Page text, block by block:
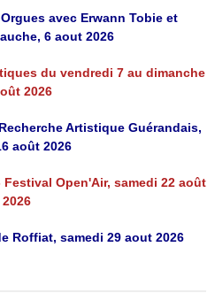
avec Erwann Tobie et
6 aout 2026
du vendredi 7 au dimanche
2026
Artistique Guérandais,
août 2026
Festival Open'Air, samedi 22 août
2026
Roffiat, samedi 29 aout 2026